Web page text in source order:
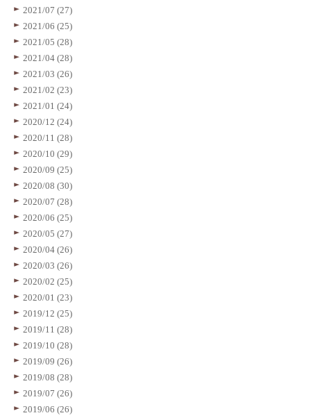
2021/07 (27)
2021/06 (25)
2021/05 (28)
2021/04 (28)
2021/03 (26)
2021/02 (23)
2021/01 (24)
2020/12 (24)
2020/11 (28)
2020/10 (29)
2020/09 (25)
2020/08 (30)
2020/07 (28)
2020/06 (25)
2020/05 (27)
2020/04 (26)
2020/03 (26)
2020/02 (25)
2020/01 (23)
2019/12 (25)
2019/11 (28)
2019/10 (28)
2019/09 (26)
2019/08 (28)
2019/07 (26)
2019/06 (26)